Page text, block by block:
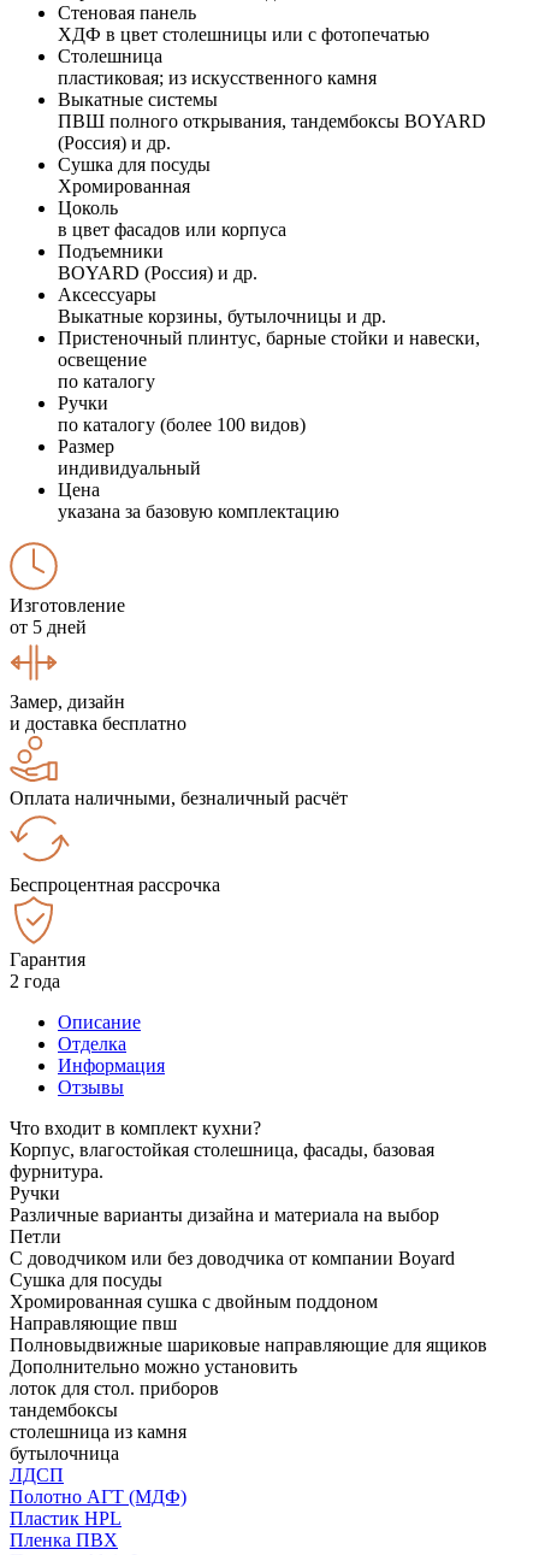
Стеновая панель
ХДФ в цвет столешницы или с фотопечатью
Столешница
пластиковая; из искусственного камня
Выкатные системы
ПВШ полного открывания, тандембоксы BOYARD
(Россия) и др.
Сушка для посуды
Хромированная
Цоколь
в цвет фасадов или корпуса
Подъемники
BOYARD (Россия) и др.
Аксессуары
Выкатные корзины, бутылочницы и др.
Пристеночный плинтус, барные стойки и навески,
освещение
по каталогу
Ручки
по каталогу (более 100 видов)
Размер
индивидуальный
Цена
указана за базовую комплектацию
Изготовление
от 5 дней
Замер, дизайн
и доставка бесплатно
Оплата наличными, безналичный расчёт
Беспроцентная рассрочка
Гарантия
2 года
Описание
Отделка
Информация
Отзывы
Что входит в комплект кухни?
Корпус, влагостойкая столешница, фасады, базовая
фурнитура.
Ручки
Различные варианты дизайна и материала на выбор
Петли
С доводчиком или без доводчика от компании Boyard
Сушка для посуды
Хромированная сушка с двойным поддоном
Направляющие пвш
Полновыдвижные шариковые направляющие для ящиков
Дополнительно можно установить
лоток для стол. приборов
тандембоксы
столешница из камня
бутылочница
ЛДСП
Полотно АГТ (МДФ)
Пластик HPL
Пленка ПВХ